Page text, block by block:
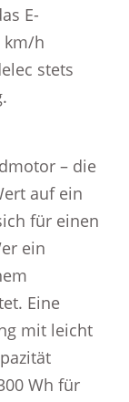
E-
km/h
stets
– die
auf ein
für einen
ein
Eine
mit leicht
Wh für